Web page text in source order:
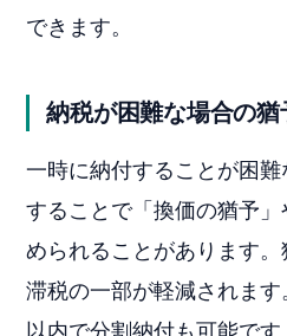
できます。
納税が困難な場合の猶
一時に納付することが困
することで「換価の猶予
められることがあります
滞税の一部が軽減されま
以内で分割納付も可能で